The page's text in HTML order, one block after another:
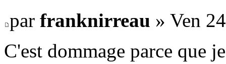
par franknirreau » Ven
C'est dommage parce que